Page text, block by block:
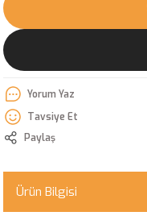
Yorum Yaz
Tavsiye Et
Paylaş
Ürün Bilgisi